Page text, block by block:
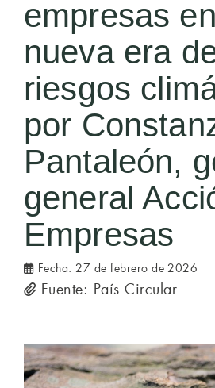
empresas
nueva era
riesgos
por
Pantaleón,
general
Empresas
Fecha: 27 de febrero de 2026
Fuente: País Circular